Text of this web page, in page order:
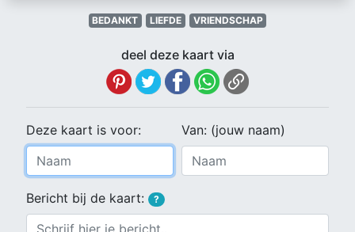
BEDANKT LIEFDE VRIENDSCHAP
deel deze kaart via
Deze kaart is voor: Van: (jouw naam)
Bericht bij de kaart: ?